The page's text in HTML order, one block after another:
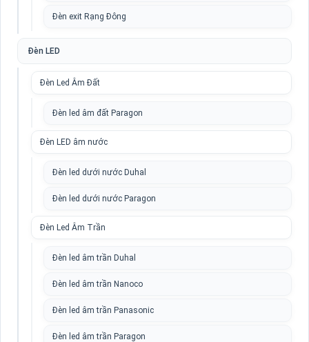
Đèn exit Rạng Đông
Đèn LED
Đèn Led Âm Đất
Đèn led âm đất Paragon
Đèn LED âm nước
Đèn led dưới nước Duhal
Đèn led dưới nước Paragon
Đèn Led Âm Trần
Đèn led âm trần Duhal
Đèn led âm trần Nanoco
Đèn led âm trần Panasonic
Đèn led âm trần Paragon